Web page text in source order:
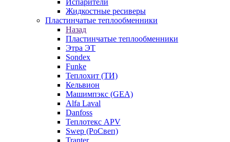
Испарители
Жидкостные ресиверы
Пластинчатые теплообменники
Назад
Пластинчатые теплообменники
Этра ЭТ
Sondex
Funke
Теплохит (ТИ)
Кельвион
Машимпэкс (GEA)
Alfa Laval
Danfoss
Теплотекс APV
Swep (РоСвеп)
Tranter